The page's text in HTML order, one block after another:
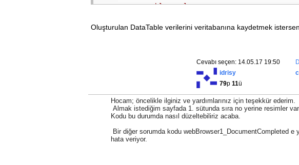
// Tabloyu al.
// Satırları satirlar koleksiyonuna
// Satırları tek tek gez. Başlık satırı
BaslikSatiriVar i
// DataTable için yeni bir kayıt
        kayit
= dt .NewRow();
// Şimdiki satırın hücrelerini bir
        hucreler
= satirlar[i].
// Hücreler içinde
Oluşturulan DataTable verilerini veritabanına kaydetmek
Cevabı seçen: 14.05.17 19:50
idrisy
79p 11ü
Hocam; öncelikle ilginiz ve yardımlarınız için teşekkür ederim.
Almak istediğim sayfada 1. sütunda sıra no yerine resimler
Kodu bu durumda nasıl düzeltebiliriz acaba.
Bir diğer sorumda kodu webBrowser1_DocumentCompleted
hata veriyor.